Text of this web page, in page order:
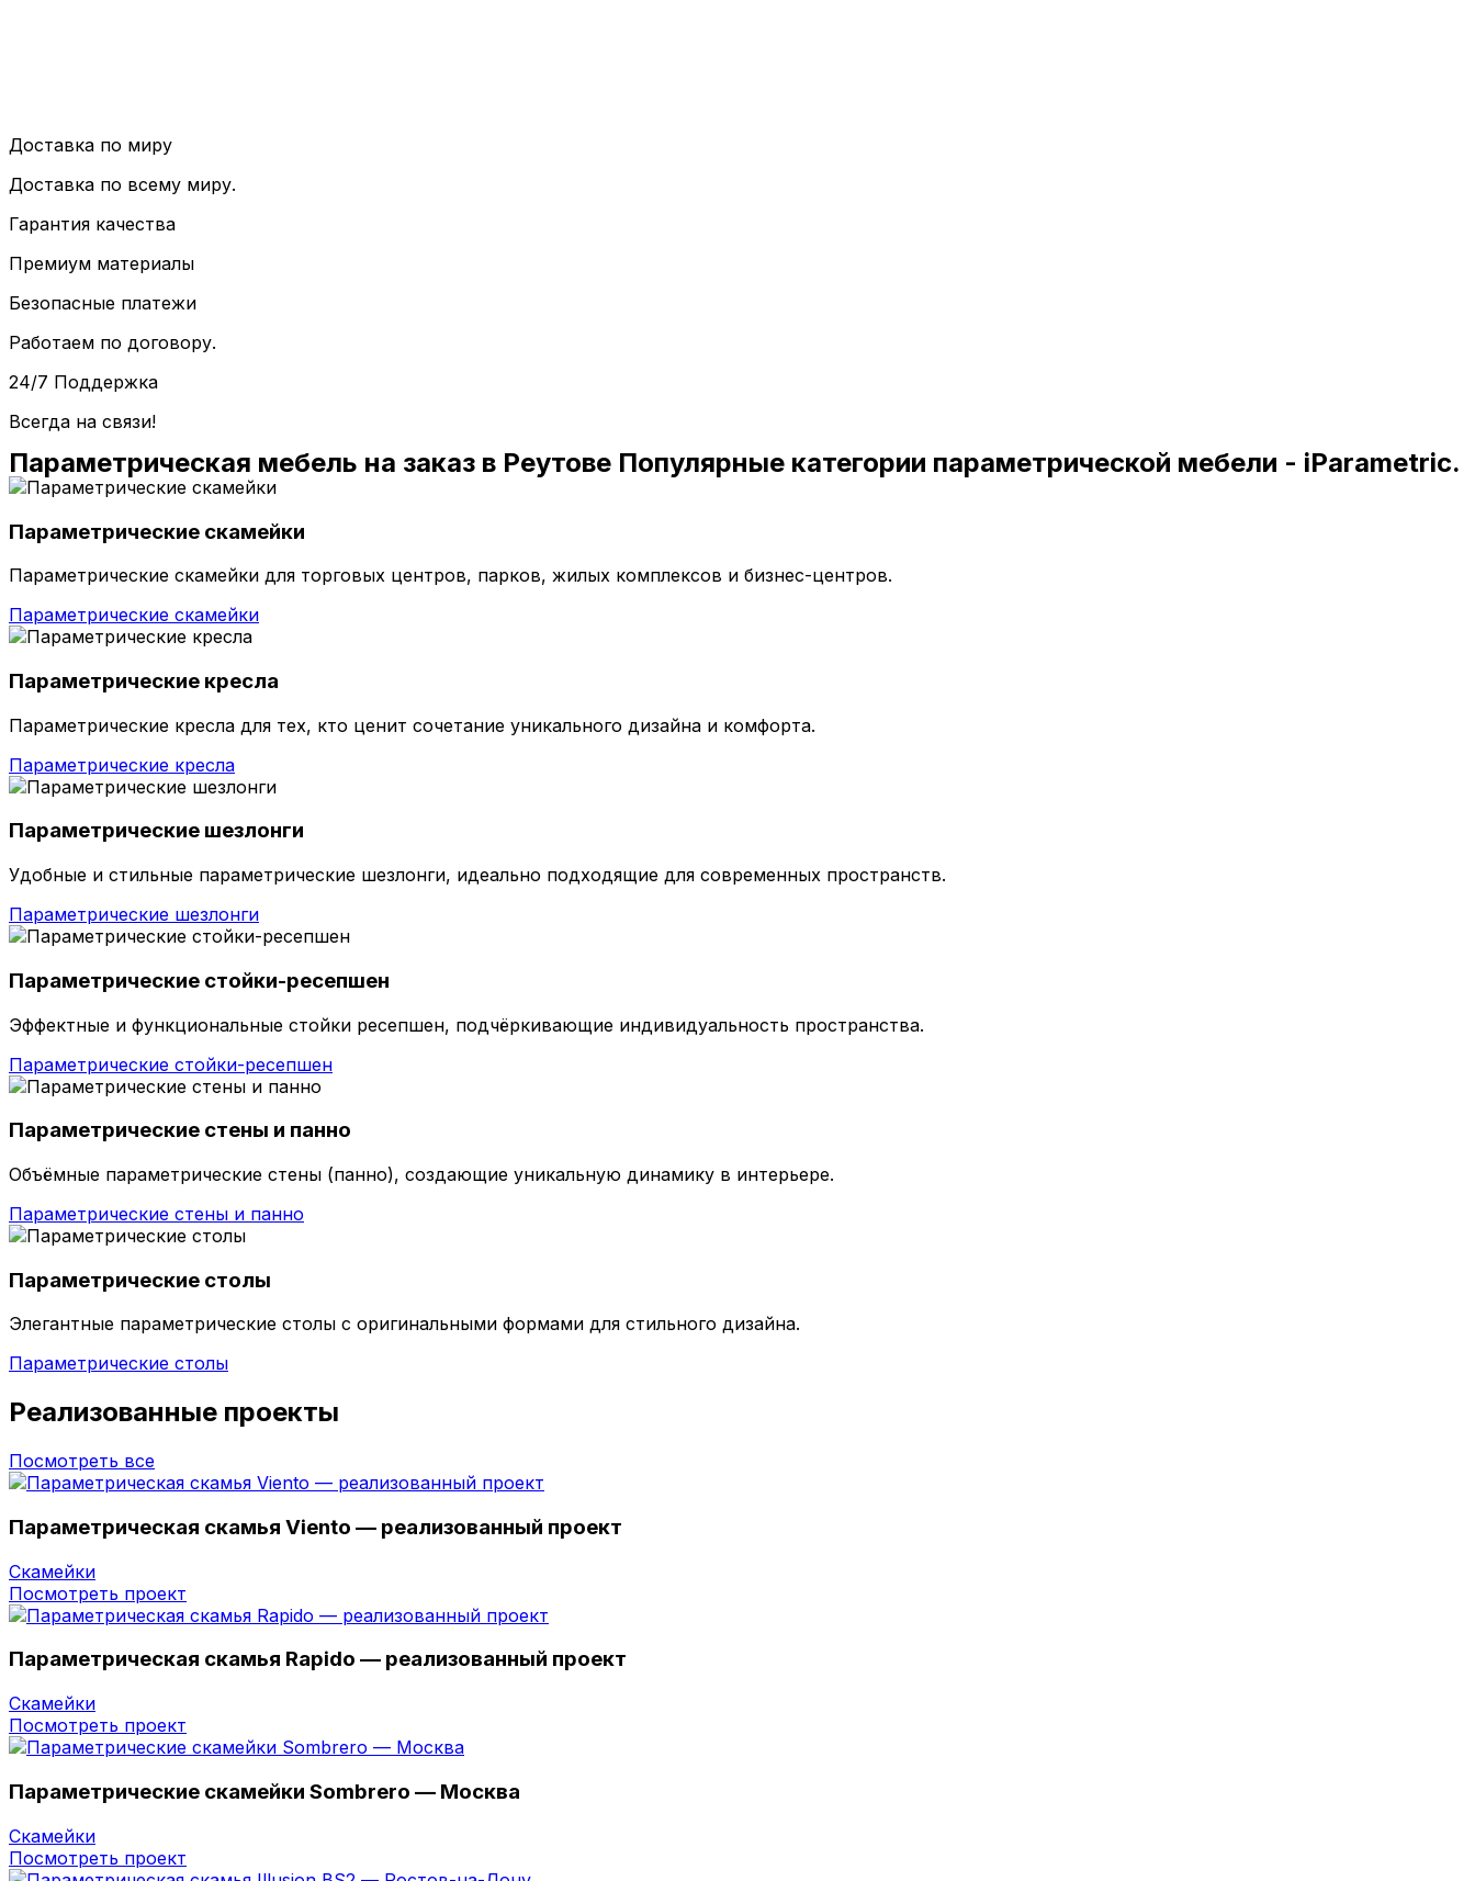
Доставка по миру
Доставка по всему миру.
Гарантия качества
Премиум материалы
Безопасные платежи
Работаем по договору.
24/7 Поддержка
Всегда на связи!
Параметрическая мебель на заказ в Реутове Популярные категории параметрической мебели - iParametric.
Параметрические скамейки
Параметрические скамейки для торговых центров, парков, жилых комплексов и бизнес-центров.
Параметрические скамейки
Параметрические кресла
Параметрические кресла для тех, кто ценит сочетание уникального дизайна и комфорта.
Параметрические кресла
Параметрические шезлонги
Удобные и стильные параметрические шезлонги, идеально подходящие для современных пространств.
Параметрические шезлонги
Параметрические стойки-ресепшен
Эффектные и функциональные стойки ресепшен, подчёркивающие индивидуальность пространства.
Параметрические стойки-ресепшен
Параметрические стены и панно
Объёмные параметрические стены (панно), создающие уникальную динамику в интерьере.
Параметрические стены и панно
Параметрические столы
Элегантные параметрические столы с оригинальными формами для стильного дизайна.
Параметрические столы
Реализованные проекты
Посмотреть все
Параметрическая скамья Viento — реализованный проект
Скамейки
Посмотреть проект
Параметрическая скамья Rapido — реализованный проект
Скамейки
Посмотреть проект
Параметрические скамейки Sombrero — Москва
Скамейки
Посмотреть проект